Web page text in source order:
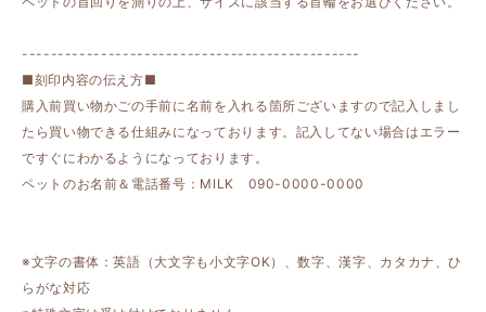
-----------------------------------------------
■刻印内容の伝え方■
購入前買い物かごの手前に名前を入れる箇所ございますので記入しまし
たら買い物できる仕組みになっております。記入してない場合はエラー
ですぐにわかるようになっております。
ペットのお名前＆電話番号：MILK 090-0000-0000
※文字の書体：英語（大文字も小文字OK）、数字、漢字、カタカナ、ひ
らがな対応